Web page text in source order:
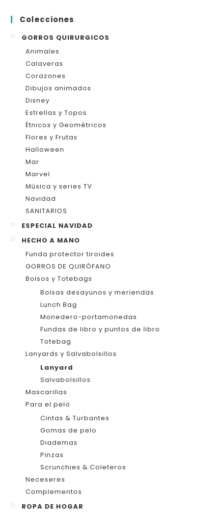
Colecciones
GORROS QUIRURGICOS
Animales
Calaveras
Corazones
Dibujos animados
Disney
Estrellas y Topos
Étnicos y Geométricos
Flores y Frutas
Halloween
Mar
Marvel
Música y series TV
Navidad
SANITARIOS
ESPECIAL NAVIDAD
HECHO A MANO
Funda protector tiroides
GORROS DE QUIRÓFANO
Bolsos y Totebags
Bolsas desayunos y meriendas
Lunch Bag
Monedero-portamonedas
Fundas de libro y puntos de libro
Totebag
Lanyards y Salvabolsillos
Lanyard
Salvabolsillos
Mascarillas
Para el pelo
Cintas & Turbantes
Gomas de pelo
Diademas
Pinzas
Scrunchies & Coleteros
Neceseres
Complementos
ROPA DE HOGAR